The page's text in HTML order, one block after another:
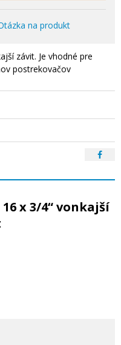
na produkt
závit. Je vhodné pre
postrekovačov
x 3/4“ vonkajší